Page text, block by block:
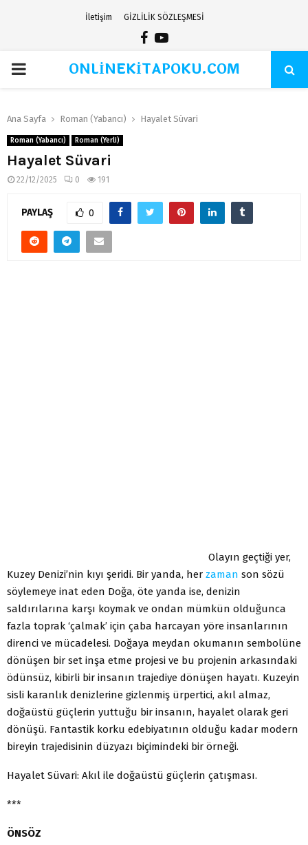
İletişim GİZLİLİK SÖZLEŞMESİ
Facebook
Youtube
PRIMARYONLİNEKİTAPOKU.COM
Ana Sayfa Roman (Yabancı) Hayalet Süvari
Roman (Yabancı) Roman (Yerli)
Hayalet Süvari
22/12/2025 0 191
PAYLAŞ 0
Olayın geçtiği yer,
Kuzey Denizi’nin kıyı şeridi. Bir yanda, her zaman son sözü
söylemeye inat eden Doğa, öte yanda ise, denizin
saldırılarına karşı koymak ve ondan mümkün olduğunca
fazla toprak ‘çalmak’ için çaba harcayan yöre insanlarının
direnci ve mücadelesi. Doğaya meydan okumanın sembolüne
dönüşen bir set inşa etme projesi ve bu projenin arkasındaki
ödünsüz, kibirli bir insanın trajediye dönüşen hayatı. Kuzeyin
sisli karanlık denizlerine gizlenmiş ürpertici, akıl almaz,
doğaüstü güçlerin yuttuğu bir insanın, hayalet olarak geri
dönüşü. Fantastik korku edebiyatının olduğu kadar modern
bireyin trajedisinin düzyazı biçimindeki bir örneği.
Hayalet Süvari: Akıl ile doğaüstü güçlerin çatışması.
***
ÖNSÖZ